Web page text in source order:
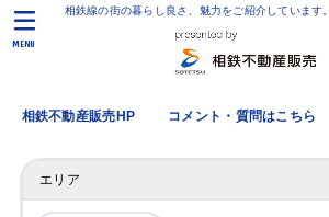
相鉄線の街の暮らし良さ、魅力をご紹介しています。
相鉄不動産販売HP コメント・質問はこちら
MENU
エリア